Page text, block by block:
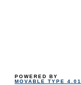
POWERED BY
MOVABLE TYPE 4.01